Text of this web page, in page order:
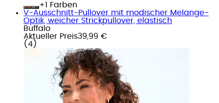
+
Farben
V-Ausschnitt-Pullover mit modischer Melange-
Optik, weicher Strickpullover, elastisch
Buffalo
Aktueller Preis39,99 €
( 4 )